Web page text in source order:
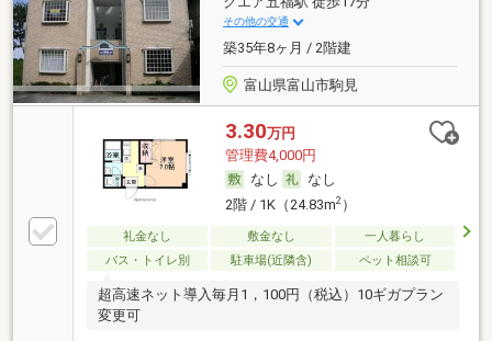
その他の交通
築35年8ヶ月 / 2階建
富山県富山市駒見
3.30万円
管理費4,000円
なし
なし
2階 / 1K（24.83m2）
礼金なし 敷金なし
一人暮らし
バス・トイレ別
駐車場(近隣含) ペット相談可
超高速ネット導入毎月1，100円（税込）10ギガプラン
変更可